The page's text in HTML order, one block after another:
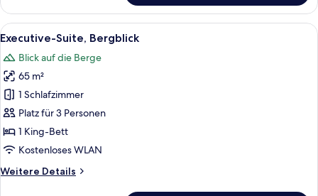
1 King-
Bett
(Double)
Alle
Fotos
für
Executive-
Suite,
Bergblick
anzeigen
Ein Hotelzimmer mit einem großen
5
Executive-Suite, Bergblick
Blick auf die Berge
65 m²
1 Schlafzimmer
Platz für 3 Personen
1 King-Bett
Kostenloses WLAN
Weitere Details
Weitere